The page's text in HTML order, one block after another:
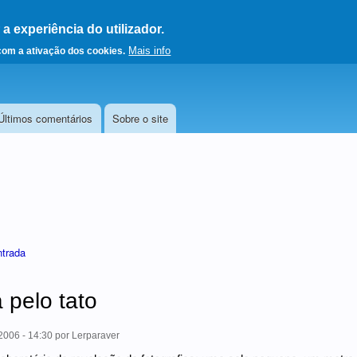
experiência do utilizador.
a ativação dos cookies. Mais info
página principal
comentários Sobre o site
pelo tato
- 14:30por Lerparaver